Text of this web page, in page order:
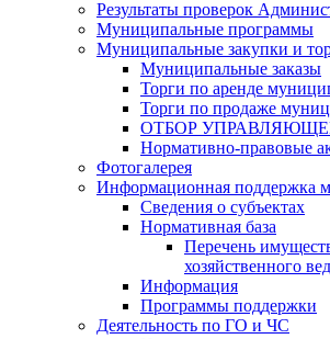
Результаты проверок
Муниципальные программы
Муниципальные закупки и
Муниципальные заказы
Торги по аренде
Торги по продаже
ОТБОР
Нормативно-правовые
Фотогалерея
Информационная поддержка
Сведения о субъектах
Нормативная база
Перечень
хозяйственного
Информация
Программы поддержки
Деятельность по ГО и ЧС